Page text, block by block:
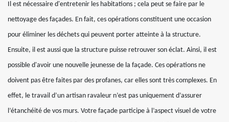
Il est nécessaire d'entretenir les habitations ; cela peut se faire par le
nettoyage des façades. En fait, ces opérations constituent une occasion
pour éliminer les déchets qui peuvent porter atteinte à la structure.
Ensuite, il est aussi que la structure puisse retrouver son éclat. Ainsi, il est
possible d'avoir une nouvelle jeunesse de la façade. Ces opérations ne
doivent pas être faites par des profanes, car elles sont très complexes. En
effet, le travail d’un artisan ravaleur n’est pas uniquement d’assurer
l’étanchéité de vos murs. Votre façade participe à l’aspect visuel de votre